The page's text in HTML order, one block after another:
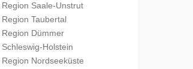
Saale-Unstrut
Taubertal
Dümmer
Holstein
Nordseeküste